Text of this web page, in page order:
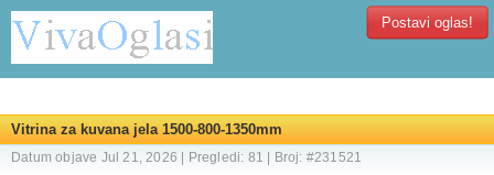
Postavi oglas!
Vitrina za kuvana jela 1500-800-1350mm
Datum objave Jul 21, 2026 | Pregledi: 81 | Broj: #231521